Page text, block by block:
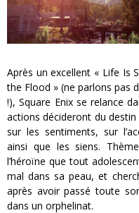
Après un excellent « Life Is
the Flood » (ne parlons pas
!), Square Enix se relance
actions décideront du
sur les sentiments, sur
ainsi que les siens.
l’héroïne que tout
mal dans sa peau, et
après avoir passé toute
dans un orphelinat.